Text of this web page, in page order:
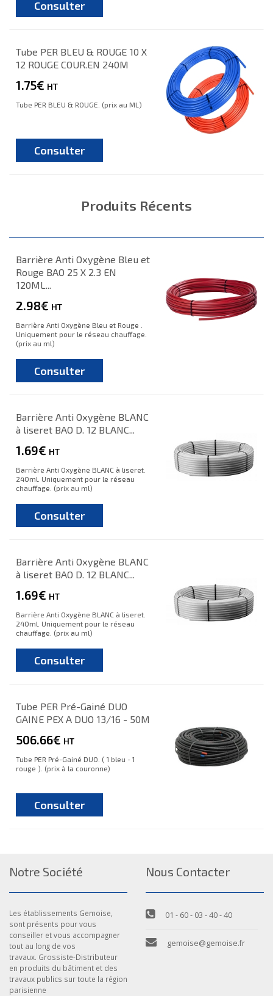
Consulter
Tube PER BLEU & ROUGE 10 X
12 ROUGE COUR.EN 240M
1.75€ HT
Tube PER BLEU & ROUGE. (prix au ML)
Consulter
Produits Récents
Barrière Anti Oxygène Bleu et
Rouge BAO 25 X 2.3 EN
120ML...
2.98€ HT
Barrière Anti Oxygène Bleu et Rouge .
Uniquement pour le réseau chauffage.
(prix au ml)
Consulter
Barrière Anti Oxygène BLANC
à liseret BAO D. 12 BLANC...
1.69€ HT
Barrière Anti Oxygène BLANC à liseret.
240ml. Uniquement pour le réseau
chauffage. (prix au ml)
Consulter
Barrière Anti Oxygène BLANC
à liseret BAO D. 12 BLANC...
1.69€ HT
Barrière Anti Oxygène BLANC à liseret.
240ml. Uniquement pour le réseau
chauffage. (prix au ml)
Consulter
Tube PER Pré-Gainé DUO
GAINE PEX A DUO 13/16 - 50M
506.66€ HT
Tube PER Pré-Gainé DUO. ( 1 bleu - 1
rouge ). (prix à la couronne)
Consulter
Notre Société
Les établissements Gemoise,
sont présents pour vous
conseiller et vous accompagner
tout au long de vos
travaux. Grossiste-Distributeur
en produits du bâtiment et des
travaux publics sur toute la région
parisienne
Nous Contacter
01 - 60 - 03 - 40 - 40
gemoise@gemoise.fr